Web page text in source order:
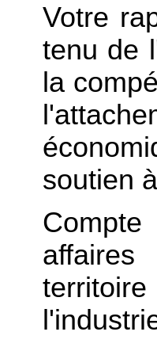
Votre
tenu de
la
soutien